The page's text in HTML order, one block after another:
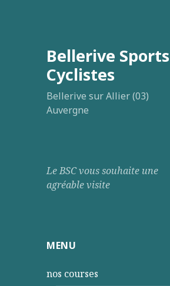
Bellerive Sports
Cyclistes
Bellerive sur Allier (03)
Auvergne
Le BSC vous souhaite une
agréable visite
MENU
nos courses